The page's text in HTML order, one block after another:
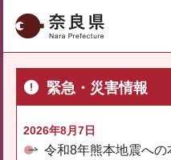
奈良県
緊急・災害情報
2026年8月7日
令和8年熊本地震へ